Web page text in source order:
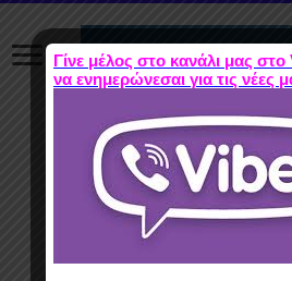
Γίνε μέλος στο κανάλι μας στο
να ενημερώνεσαι για τις νέες